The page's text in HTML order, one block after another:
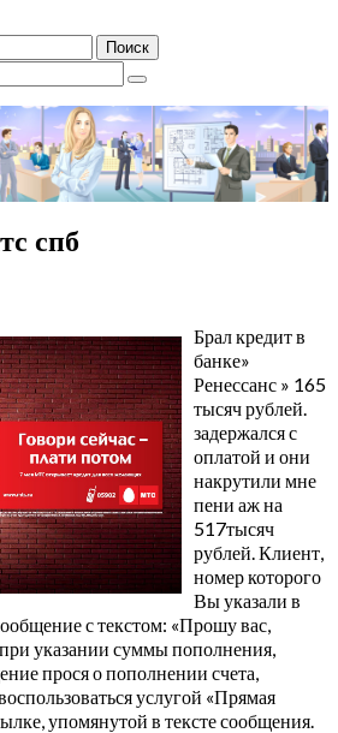
спб
Брал кредит в
банке»
Ренессанс » 165
тысяч рублей.
задержался с
оплатой и они
накрутили мне
пени аж на
517тысяч
рублей. Клиент,
номер которого
Вы указали в
с текстом: «Прошу вас,
указании суммы пополнения,
прося о пополнении счета,
услугой «Прямая
упомянутой в тексте сообщения.